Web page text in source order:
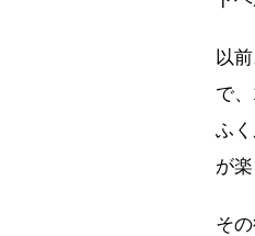
以
で
ふ
が
そ